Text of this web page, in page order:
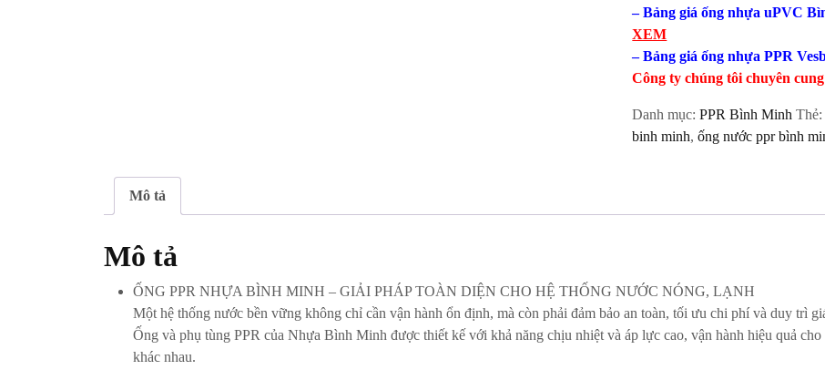
– Bảng giá ống nhựa uPVC
XEM
– Bảng giá ống nhựa PPR
Công ty chúng tôi chuyên
Danh mục:PPR Bình Minh
binh minh,ống nước ppr bình
Mô tả
Mô tả
ỐNG PPR NHỰA BÌNH MINH – GIẢI PHÁP TOÀN DIỆN CHO HỆ THỐNG NƯỚC NÓNG, LẠNH
Một hệ thống nước bền vững không chỉ cần vận hành ổn định, mà còn phải đảm bảo an toàn, tối ưu chi phí và duy trì
Ống và phụ tùng PPR của Nhựa Bình Minh được thiết kế với khả năng chịu nhiệt và áp lực cao, vận hành hiệu quả
khác nhau.